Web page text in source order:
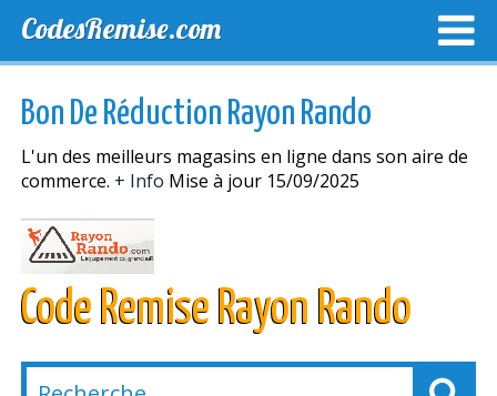
CodesRemise.com
NOUVELLES MAGASINS
Bon De Réduction Rayon Rando
L'un des meilleurs magasins en ligne dans son aire de
commerce. + Info Mise à jour 15/09/2025
Code Remise Rayon Rando